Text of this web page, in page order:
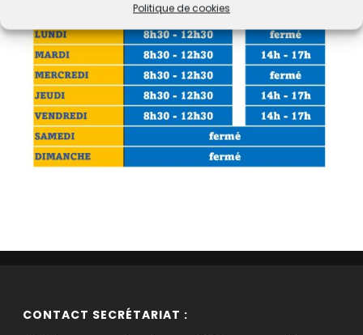
Politique de cookies
CONTACT SECRÉTARIAT :